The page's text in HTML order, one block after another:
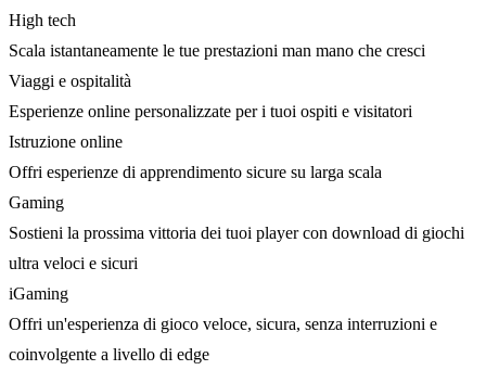
High tech
Scala istantaneamente le tue prestazioni man mano che cresci
Viaggi e ospitalità
Esperienze online personalizzate per i tuoi ospiti e visitatori
Istruzione online
Offri esperienze di apprendimento sicure su larga scala
Gaming
Sostieni la prossima vittoria dei tuoi player con download di giochi
ultra veloci e sicuri
iGaming
Offri un'esperienza di gioco veloce, sicura, senza interruzioni e
coinvolgente a livello di edge